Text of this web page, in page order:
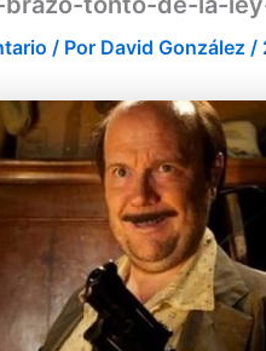
/ Por David González /